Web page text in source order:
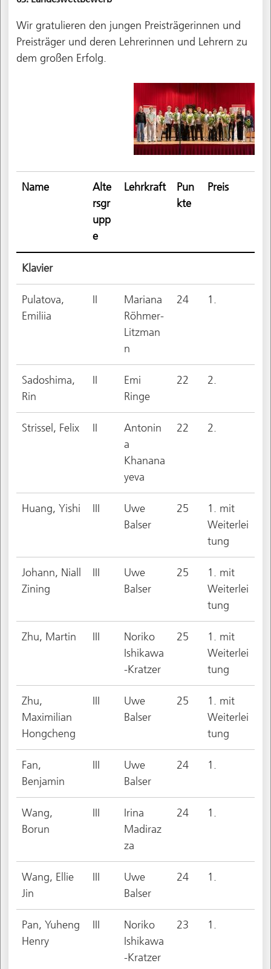
Wir gratulieren den jungen Preisträgerinnen und
Preisträger und deren Lehrerinnen und Lehrern zu
dem großen Erfolg.
Name
Alte
rsgr
upp
e
Lehrkraft
Pun
kte
Preis
Klavier
Pulatova,
Emiliia
II
Mariana
Röhmer-
Litzman
n
24 1.
Sadoshima,
Rin
II
Emi
Ringe
22 2.
Strissel, Felix II
Antonin
a
Khanana
yeva
22 2.
Huang, Yishi III
Uwe
Balser
25
1. mit
Weiterlei
tung
Johann, Niall
Zining
III
Uwe
Balser
25
1. mit
Weiterlei
tung
Zhu, Martin III
Noriko
Ishikawa
-Kratzer
25
1. mit
Weiterlei
tung
Zhu,
Maximilian
Hongcheng
III
Uwe
Balser
25
1. mit
Weiterlei
tung
Fan,
Benjamin
III
Uwe
Balser
24 1.
Wang,
Borun
III
Irina
Madiraz
za
24 1.
Wang, Ellie
Jin
III
Uwe
Balser
24 1.
Pan, Yuheng
Henry
III
Noriko
Ishikawa
-Kratzer
23 1.